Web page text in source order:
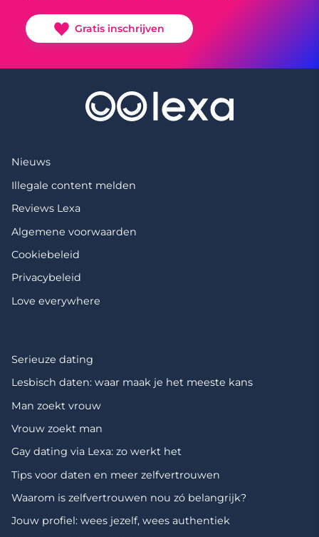
Gratis inschrijven
Nieuws
Illegale content melden
Reviews Lexa
Algemene voorwaarden
Cookiebeleid
Privacybeleid
Love everywhere
Serieuze dating
Lesbisch daten: waar maak je het meeste kans
Man zoekt vrouw
Vrouw zoekt man
Gay dating via Lexa: zo werkt het
Tips voor daten en meer zelfvertrouwen
Waarom is zelfvertrouwen nou zó belangrijk?
Jouw profiel: wees jezelf, wees authentiek